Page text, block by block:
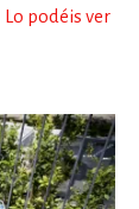
Lo podéis ver